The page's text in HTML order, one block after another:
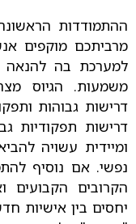
ההתמודדות
מרביתכם מוקפים
למערכת בה להנאה
משמעות. הגיוס
דרישות גבוהות
דרישות תפקודיות
ומיידית עשויה
נפשי. אם נוסיף
הקרובים הקבועים
יחסים בין אישיות